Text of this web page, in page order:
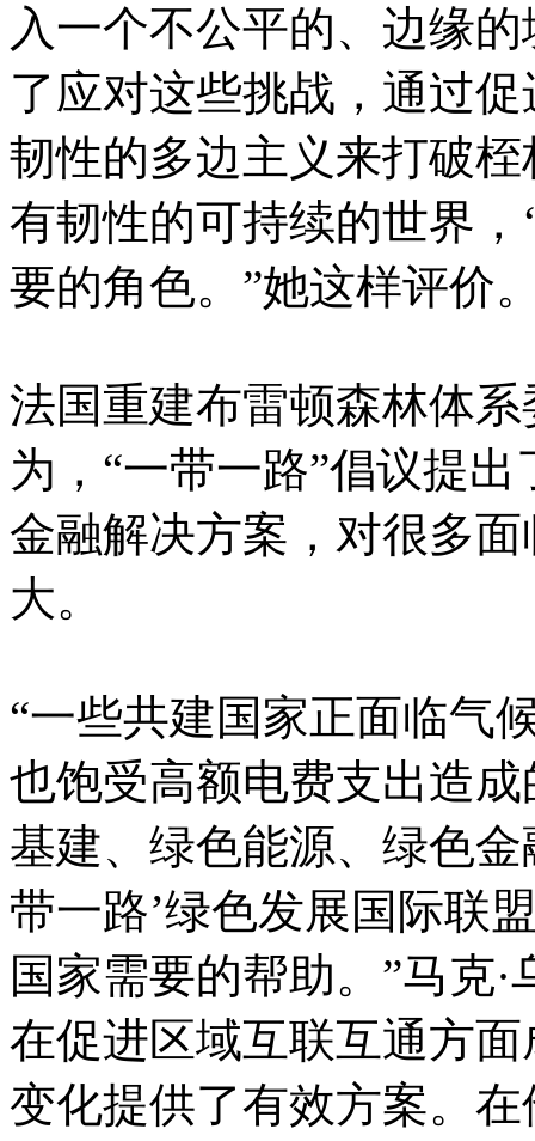
入一个不公平的、边缘
了应对这些挑战，通过
韧性的多边主义来打破
有韧性的可持续的世界，
要的角色。”她这样评价
法国重建布雷顿森林体
为，“一带一路”倡议提
金融解决方案，对很多
大。
“一些共建国家正面临气
也饱受高额电费支出造
基建、绿色能源、绿色
带一路’绿色发展国际联
国家需要的帮助。”马克
在促进区域互联互通方
变化提供了有效方案。